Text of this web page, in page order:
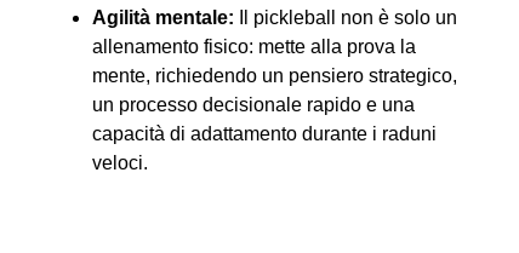
Agilità mentale: Il pickleball non è solo un
allenamento fisico: mette alla prova la
mente, richiedendo un pensiero strategico,
un processo decisionale rapido e una
capacità di adattamento durante i raduni
veloci.